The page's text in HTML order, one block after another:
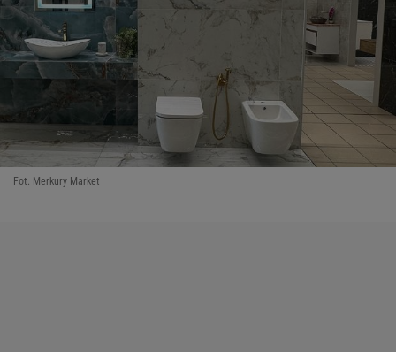
Fot. Merkury Market